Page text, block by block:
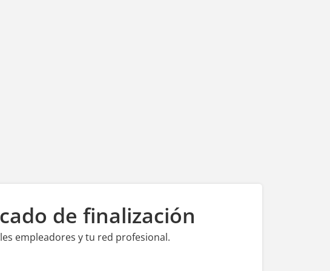
de finalización
empleadores y tu red profesional.